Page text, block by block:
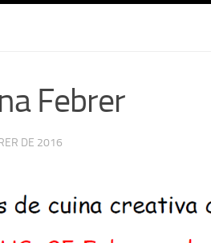
Febrer
DE 2016